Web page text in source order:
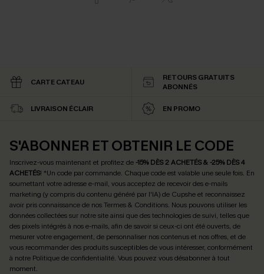
CARTE CATEAU
RETOURS GRATUITS
ABONNÉS
LIVRAISON ÉCLAIR EN PROMO
S'ABONNER ET OBTENIR LE CODE
Inscrivez-vous maintenant et profitez de -15% DÈS 2 ACHETÉS & -25% DÈS 4
ACHETÉS! *Un code par commande. Chaque code est valable une seule fois. En
soumettant votre adresse e-mail, vous acceptez de recevoir des e-mails
marketing (y compris du contenu généré par l'IA) de Cupshe et reconnaissez
avoir pris connaissance de nosTermes & Conditions. Nous pouvons utiliser les
données collectées sur notre site ainsi que des technologies de suivi, telles que
des pixels intégrés à nos e-mails, afin de savoir si ceux-ci ont été ouverts, de
mesurer votre engagement, de personnaliser nos contenus et nos offres, et de
vous recommander des produits susceptibles de vous intéresser, conformément
à notre Politique de confidentialité. Vous pouvez vous désabonner à tout
moment.